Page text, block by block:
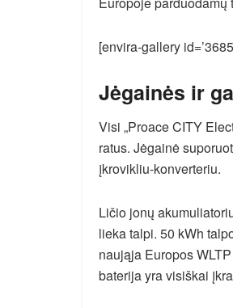
[envira-gallery
Jėgainės ir
Visi „Proace CITY
ratus. Jėgainė
įkrovikliu-konverteriu.
Ličio jonų
lieka talpi. 50 kWh
naująja Europos
baterija yra visiškai